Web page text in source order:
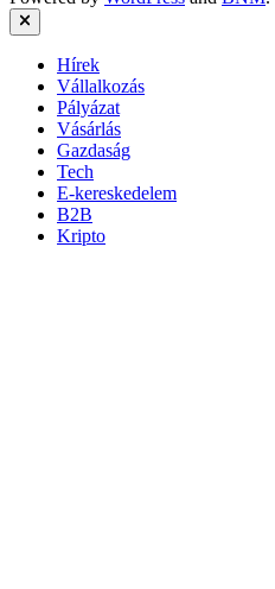
Close
Hírek
Vállalkozás
Pályázat
Vásárlás
Gazdaság
Tech
E-kereskedelem
B2B
Kripto